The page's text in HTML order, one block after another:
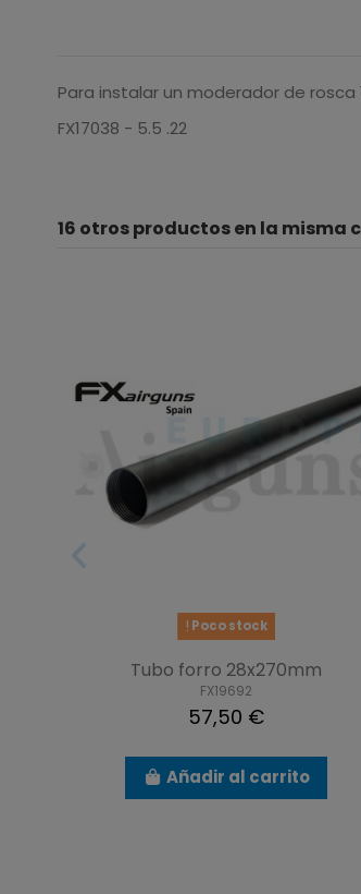
Para instalar un moderador de rosca
FX17038 - 5.5 .22
16 otros productos en la misma
Poco stock
Tubo forro 28x270mm
FX19692
57,50 €
Añadir al carrito